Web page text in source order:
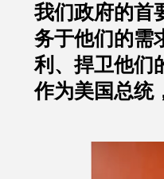
我们政府的首
务于他们的需
利、捍卫他们
作为美国总统